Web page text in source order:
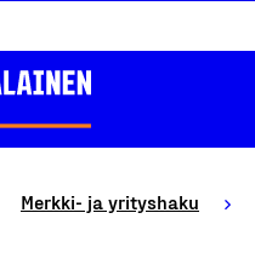
Merkki- ja yrityshaku